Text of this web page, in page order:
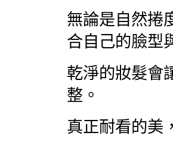
無論是自然捲
合自己的臉型
乾淨的妝髮會
整。
真正耐看的美